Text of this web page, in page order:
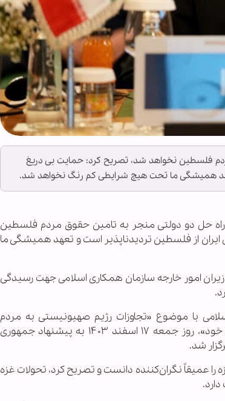
فلسطین نخواهد شد، تصریح کرد: حمایت بی دریغ
همیشگی ما تحت هیچ شرایطی کم رنگ نخواهد شد.
راه حل دو دولتی منجر به تامین حقوق مردم فلسطین
از فلسطین تردیدناپذیر است و تعهد همیشگی ما
۱۴۰۳ در نشست فوق‌العاده وزیران امور خارجه سازمان همکاری اسلامی جهت رسیدگی
با موضوع «تجاوزات رژیم صهیونیستی به مردم
فلسطین و طرح های ارائه شده برای جابجایی اجباری آنان از سرزمین خود»، روز جمعه ۱۷ اسفند ۱۴۰۳ به پیشنهاد جمهوری
شد.
عمیقاً نگران‌کننده دانست و تصریح کرد، تحولات غزه